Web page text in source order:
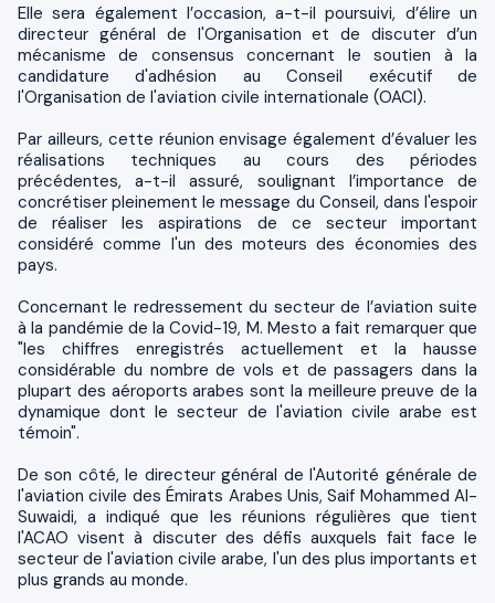
Elle sera également l’occasion, a-t-il poursuivi, d’élire un
directeur général de l'Organisation et de discuter d’un
mécanisme de consensus concernant le soutien à la
candidature d'adhésion au Conseil exécutif de
l'Organisation de l'aviation civile internationale (OACI).
Par ailleurs, cette réunion envisage également d’évaluer les
réalisations techniques au cours des périodes
précédentes, a-t-il assuré, soulignant l’importance de
concrétiser pleinement le message du Conseil, dans l'espoir
de réaliser les aspirations de ce secteur important
considéré comme l'un des moteurs des économies des
pays.
Concernant le redressement du secteur de l’aviation suite
à la pandémie de la Covid-19, M. Mesto a fait remarquer que
"les chiffres enregistrés actuellement et la hausse
considérable du nombre de vols et de passagers dans la
plupart des aéroports arabes sont la meilleure preuve de la
dynamique dont le secteur de l'aviation civile arabe est
témoin".
De son côté, le directeur général de l'Autorité générale de
l'aviation civile des Émirats Arabes Unis, Saif Mohammed Al-
Suwaidi, a indiqué que les réunions régulières que tient
l'ACAO visent à discuter des défis auxquels fait face le
secteur de l'aviation civile arabe, l'un des plus importants et
plus grands au monde.